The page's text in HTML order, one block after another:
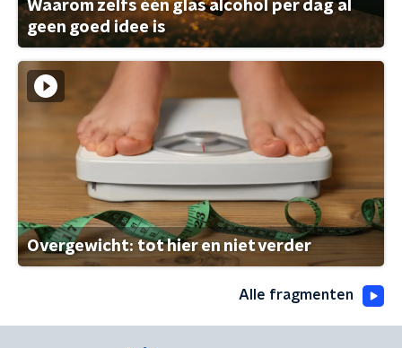
Waarom zelfs één glas alcohol per dag al
geen goed idee is
Overgewicht: tot hier en niet verder
Alle fragmenten